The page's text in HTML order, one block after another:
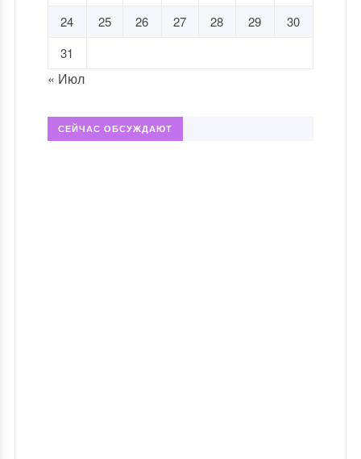
24
25 26 27 28 29
30
31
« Июл
СЕЙЧАС ОБСУЖДАЮТ